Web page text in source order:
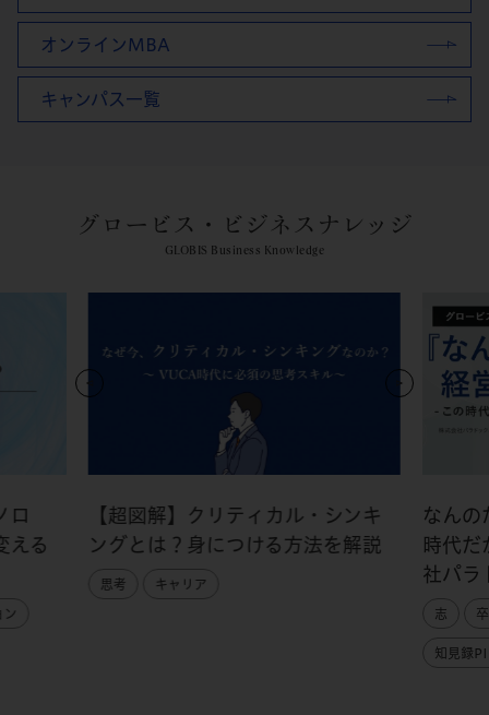
オンラインMBA
キャンパス一覧
グロービス・ビジネスナレッジ
GLOBIS Business Knowledge
ロ
える
ン
【超図解】クリティカル・シンキ
ングとは？身につける方法を解説
思考 キャリア
なんの
時代だ
社パラ
志
知見録